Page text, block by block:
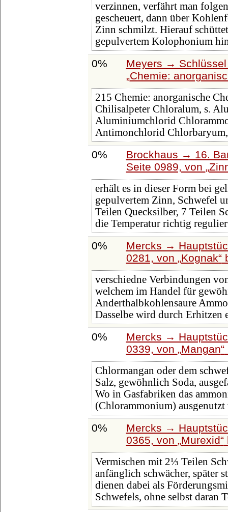
verzinnen, verfährt man
gescheuert, dann über
Zinn schmilzt. Hierauf
gepulvertem Kolophonium
0%
Meyers →
Chemie:
215 Chemie: anorganische
Chilisalpeter Chloralum, s.
Aluminiumchlorid
Antimonchlorid
0%
Brockhaus → 16.
Seite 0989, von
erhält es in dieser Form bei
gepulvertem Zinn, Schwefel
Teilen Quecksilber, 7 Teilen
die Temperatur richtig
0%
Mercks →
0281, von Kognak
verschiedne Verbindungen
welchem im Handel für
Anderthalbkohlensaure
Dasselbe wird durch Erhitzen
0%
Mercks →
0339, von Mangan
Chlormangan oder dem
Salz, gewöhnlich Soda,
Wo in Gasfabriken das
(Chlorammonium)
0%
Mercks →
0365, von Murexid
Vermischen mit 2⅓ Teilen
anfänglich schwächer, später
dienen dabei als
Schwefels, ohne selbst daran